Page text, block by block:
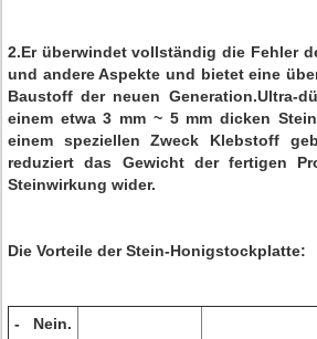
2.Er überwindet vollständig die Fehler
und andere Aspekte und bietet eine
Baustoff der neuen Generation.Ultra-
einem etwa 3 mm ~ 5 mm dicken
einem speziellen Zweck Klebstoff
reduziert das Gewicht der fertigen
Steinwirkung wider.
Die Vorteile der Stein-Honigstockplatte:
- Nein.